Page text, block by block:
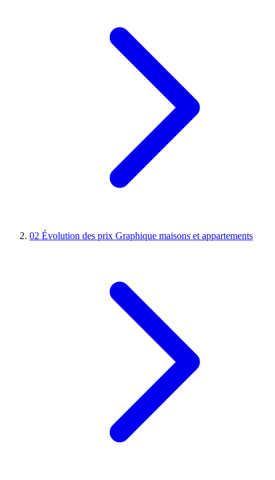
02 Évolution des prix Graphique maisons et appartements